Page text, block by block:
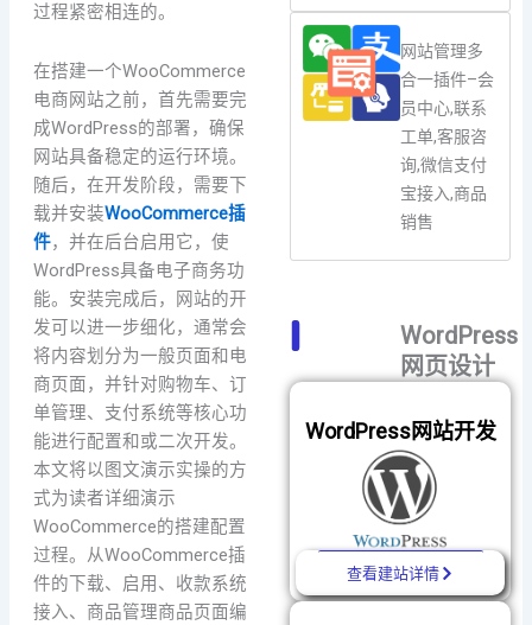
过程紧密相连的。
在搭建一个WooCommerce
电商网站之前，首先需要完
成WordPress的部署，确保
网站具备稳定的运行环境。
随后，在开发阶段，需要下
载并安装WooCommerce插
件，并在后台启用它，使
WordPress具备电子商务功
能。安装完成后，网站的开
发可以进一步细化，通常会
将内容划分为一般页面和电
商页面，并针对购物车、订
单管理、支付系统等核心功
能进行配置和或二次开发。
本文将以图文演示实操的方
式为读者详细演示
WooCommerce的搭建配置
过程。从WooCommerce插
件的下载、启用、收款系统
接入、商品管理商品页面编
网站管理多
合一插件–会
员中心,联系
工单,客服咨
询,微信支付
宝接入,商品
销售
WordPress
网页设计
WordPress网站开发
查看建站详情